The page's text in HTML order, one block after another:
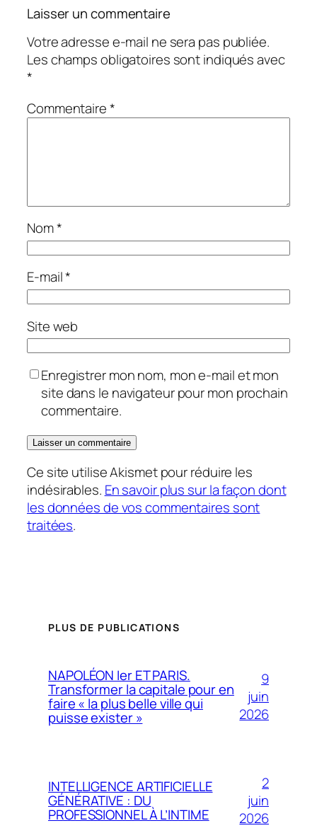
Laisser un commentaire
Votre adresse e-mail ne sera pas publiée.
Les champs obligatoires sont indiqués avec
*
Commentaire*
Nom*
E-mail*
Site web
Enregistrer mon nom, mon e-mail et mon
site dans le navigateur pour mon prochain
commentaire.
Ce site utilise Akismet pour réduire les
indésirables. En savoir plus sur la façon dont
les données de vos commentaires sont
traitées.
PLUS DE PUBLICATIONS
NAPOLÉON Ier ET PARIS.
Transformer la capitale pour en
faire « la plus belle ville qui
puisse exister »
9
juin
2026
INTELLIGENCE ARTIFICIELLE
GÉNÉRATIVE : DU
PROFESSIONNEL À L’INTIME
2
juin
2026